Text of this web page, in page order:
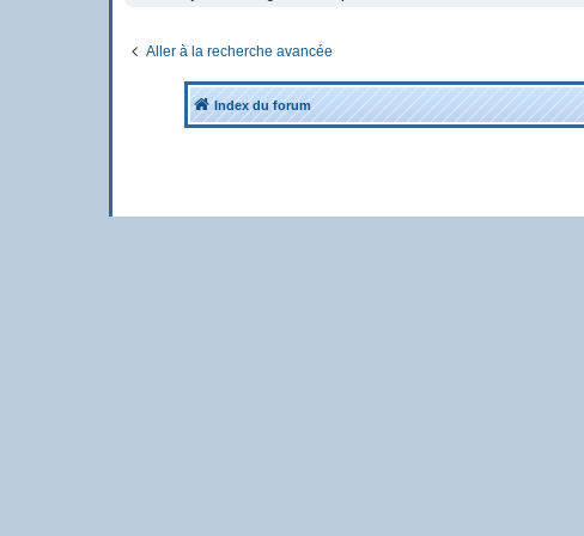
Aller à la recherche avancée
Index du forum